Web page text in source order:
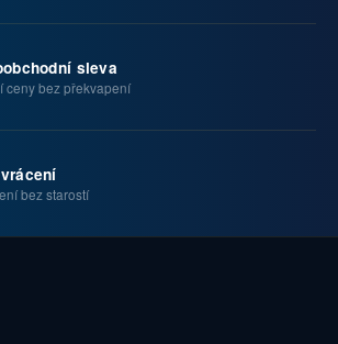
sleva
ceny bez překvapení
bez starostí